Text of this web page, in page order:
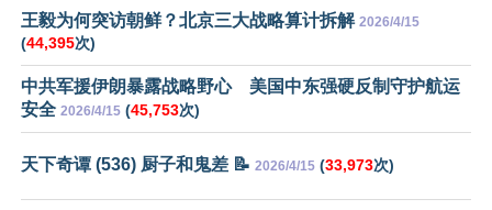
王毅为何突访朝鲜？北京三大战略算计拆解 2026/4/15
(44,395次)
中共军援伊朗暴露战略野心 美国中东强硬反制守护航运
安全 2026/4/15 (45,753次)
天下奇谭 (536) 厨子和鬼差 📝 2026/4/15 (33,973次)